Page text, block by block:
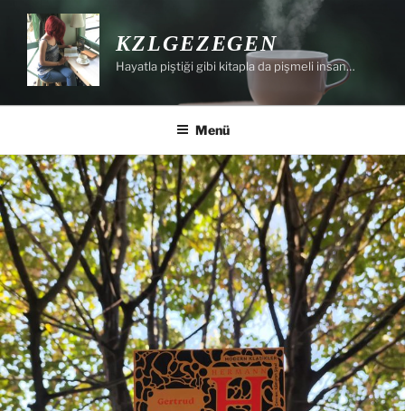
İçeriğe
KZLGEZEGEN
Hayatla piştiği gibi kitapla da pişmeli insan…
Menü